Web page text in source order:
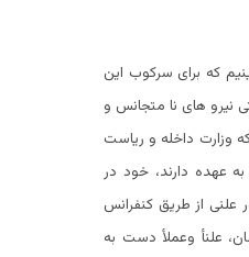
که برای سرکوب این
های نا متجانس و
وزارت داخله و ریاست
عهده دارند، خود در
از طریق کنفرانس
علنأ وعملأ دست به